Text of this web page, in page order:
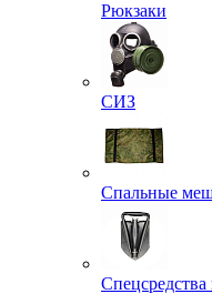
Рюкзаки
СИЗ
Спальные
Спецсредства